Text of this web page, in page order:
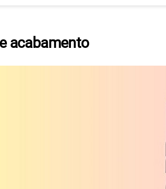
acabamento